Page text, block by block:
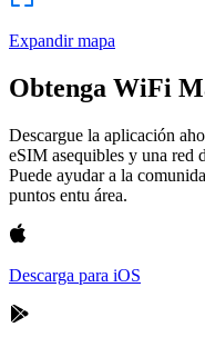
Expandir mapa
Obtenga WiFi
Descargue la aplicación
eSIM asequibles y una red
Puede ayudar a la
puntos entu área.
Descarga para iOS